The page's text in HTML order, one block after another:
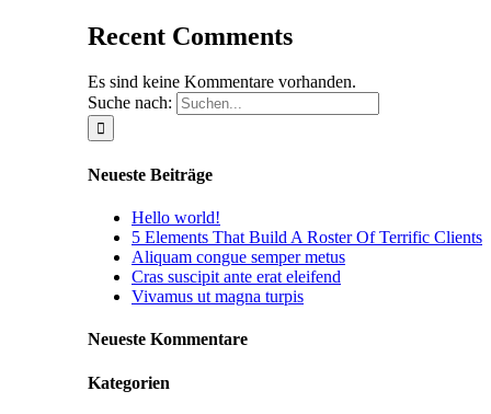
Recent Comments
Es sind keine Kommentare vorhanden.
Suche nach:
Neueste Beiträge
Hello world!
5 Elements That Build A Roster Of Terrific Clients
Aliquam congue semper metus
Cras suscipit ante erat eleifend
Vivamus ut magna turpis
Neueste Kommentare
Kategorien